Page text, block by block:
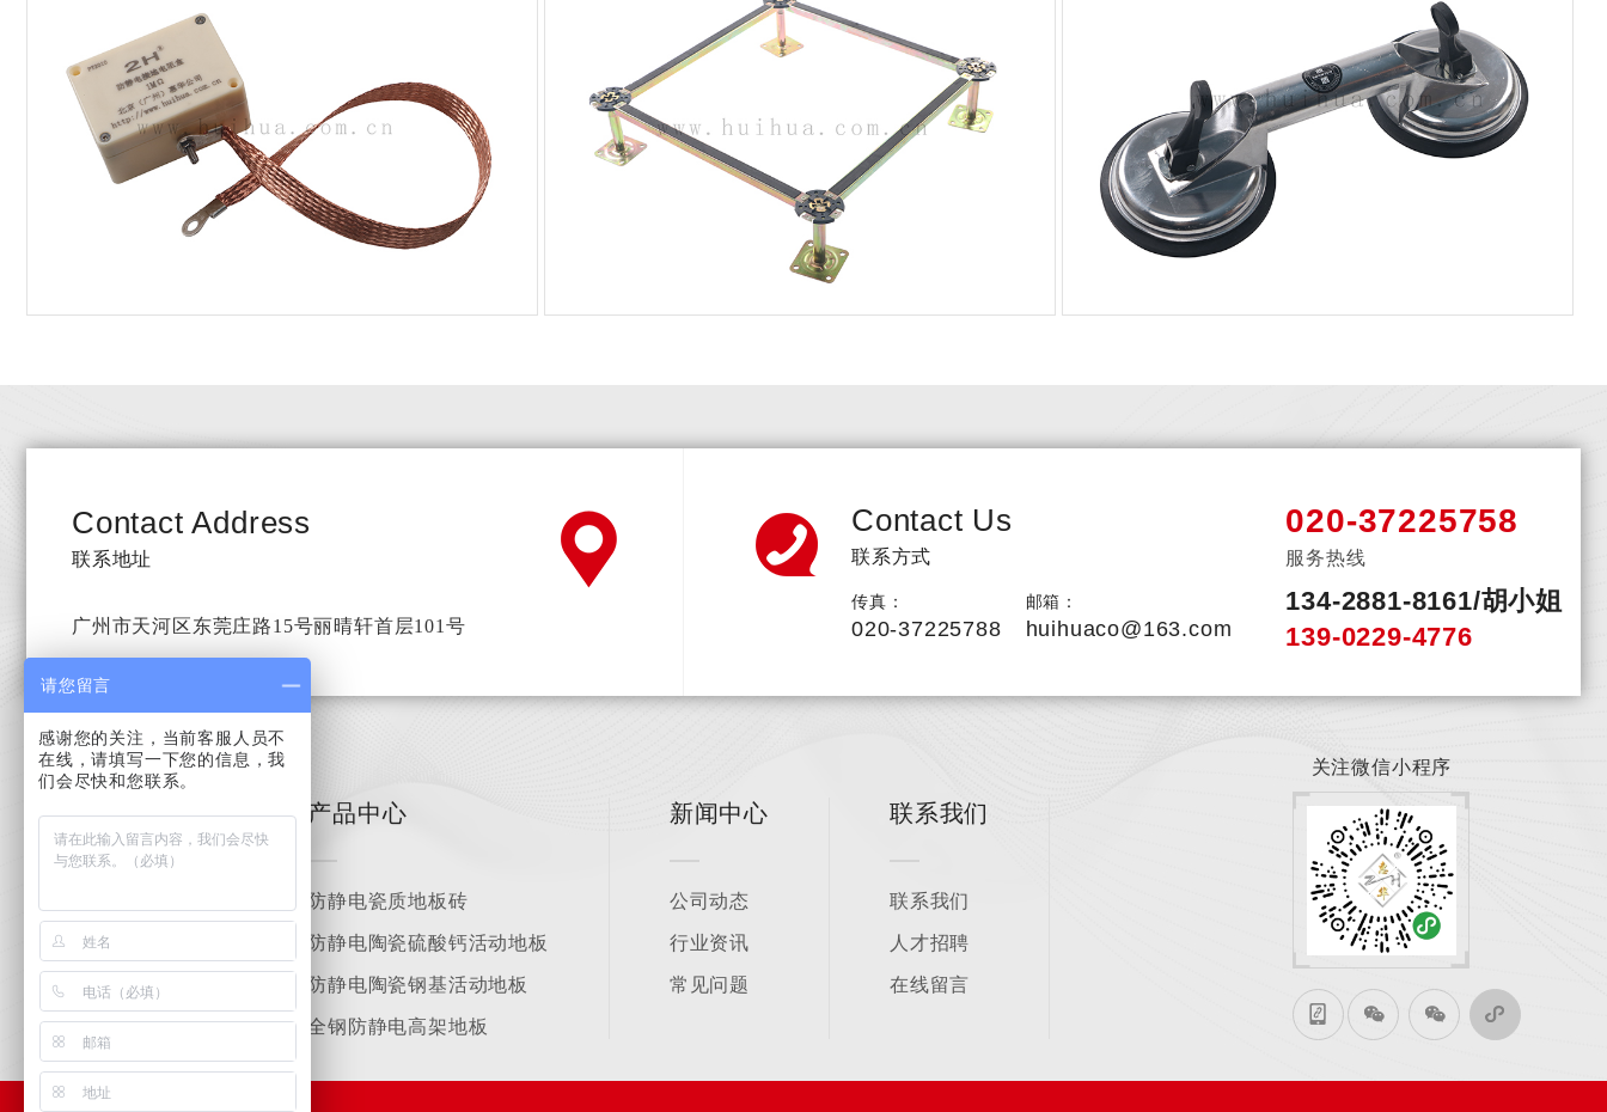
Contact Address
联系地址
广州市天河区东莞庄路15号丽晴轩首层101号
Contact Us
联系方式
传真：
020-37225788
邮箱：
huihuaco@163.com
020-37225758
服务热线
134-2881-8161/胡小姐
139-0229-4776
关于惠华
公司环境
合作客户
荣誉资质
产品中心
防静电瓷质地板砖
防静电陶瓷硫酸钙活动地板
防静电陶瓷钢基活动地板
全钢防静电高架地板
新闻中心
公司动态
行业资讯
常见问题
联系我们
联系我们
人才招聘
在线留言
关注手机站
请您留言
感谢您的关注，当前客服人员不
在线，请填写一下您的信息，我
们会尽快和您联系。